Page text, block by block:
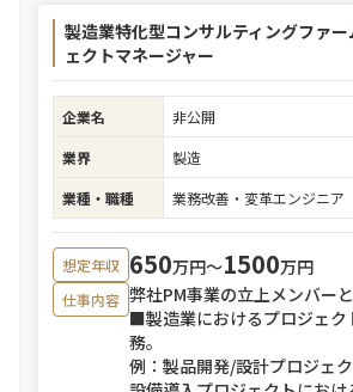
製造業特化型コンサルティングファ
ェクトマネージャー
企業名
非公開
業界
製造
業種・職種
業務改善・変革エンジニア
想定年収 650万円〜1500万円
仕事内容 弊社PM事業の立上メンバー
■製造業におけるプロジェク
務。
例：製品開発/設計プロジェク